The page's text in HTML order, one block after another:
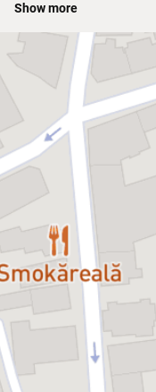
născut și pare că nu-și
Martha Livingstone,
mintală a acesteia.
ospiciul sau achitarea.
Livingstone se naște un
dorindu-și să o ajute pe
o prin iubire. Psihiatra
în adâncurile psihicului,
se salveze, înălțându-se
lumină. Punctul în care
undeva între foarte
Distribuția:
Agnes:Cristina Juncu
Martha Livingstone:
Stareța Miriam Ruth:
Figurație:Anișoara Popa,
Show more